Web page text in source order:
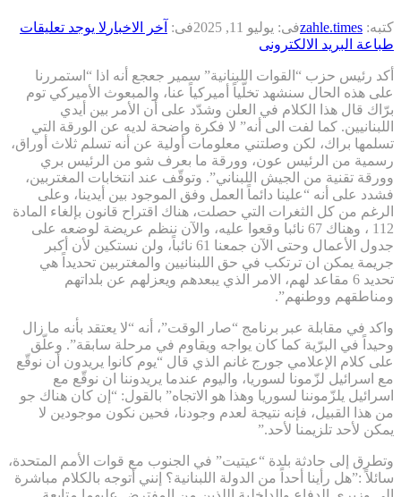
كتبه: zahle.timesفى: يوليو 11, 2025 فى: آخر الاخبار لا يوجد تعليقات
طباعة البريد الالكترونى
أكد رئيس حزب “القوات اللبنانية” سمير جعجع أنه اذا “استمررنا
على هذه الحال سنشهد تخلّياً أميركياً عنا، والمبعوث الأميركي توم
برّاك قال هذا الكلام في العلن وشدّد على أن الأمر بين أيدي
اللبنانيين. كما لفت الى أنه” لا فكرة واضحة لديه عن الورقة التي
تسلمها براك، لكن وصلتني معلومات أولية عن أنه تسلم ثلاث أوراق،
رسمية من الرئيس عون، وورقة ما بعرف شو من الرئيس بري
وورقة تقنية من الجيش اللبناني”. وتوقّف عند انتخابات المغتربين،
فشدد على أنه “علينا دائماً العمل وفق الموجود بين أيدينا، وعلى
الرغم من كل الثغرات التي حصلت، هناك اقتراح قانون بإلغاء المادة
112 ، وهناك 67 نائبا وقعوا عليه، والآن ننظم عريضة لوضعه على
جدول الأعمال وحتى الآن جمعنا 61 نائباً، ولن نستكين لأن أكبر
جريمة يمكن ان ترتكب في حق اللبنانيين والمغتربين تحديداً هي
تحديد 6 مقاعد لهم، الامر الذي يبعدهم ويعزلهم عن بلداتهم
ومناطقهم ووطنهم”.
واكد في مقابلة عبر برنامج “صار الوقت”، أنه “لا يعتقد بأنه ما زال
وحيداً في البرّية كما كان يواجه ويقاوم في مرحلة سابقة”. وعلّق
على كلام الإعلامي جورج غانم الذي قال “يوم كانوا يريدون أن نوقّع
مع اسرائيل لزّمونا لسوريا، واليوم عندما يريدوننا ان نوقّع مع
اسرائيل يلزّموننا لسوريا وهذا هو الاتجاه” بالقول: “إن كان هناك جو
من هذا القبيل، فإنه نتيجة لعدم وجودنا، فحين نكون موجودين لا
يمكن لأحد تلزيمنا لأحد.”
وتطرق إلى حادثة بلدة “عيتيت” في الجنوب مع قوات الأمم المتحدة،
سائلاً :”هل رأينا أحداً من الدولة اللبنانية؟ إنني أتوجه بالكلام مباشرة